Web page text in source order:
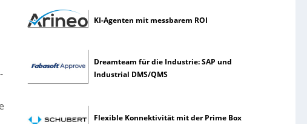
KI-Agenten mit messbarem ROI
Dreamteam für die Industrie: SAP und
Industrial DMS/QMS
Flexible Konnektivität mit der Prime Box